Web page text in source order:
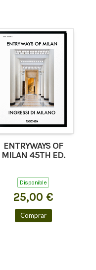
ENTRYWAYS OF
MILAN 45TH ED.
Disponible
25,00 €
Comprar